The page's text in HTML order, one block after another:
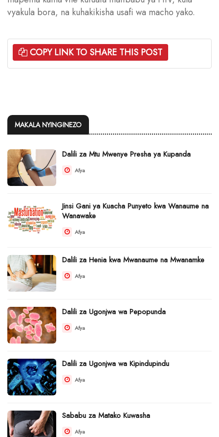
vyakula bora, na kuhakikisha usafi wa macho yako.
COPY LINK TO SHARE THIS POST
MAKALA NYINGINEZO
Dalili za Mtu Mwenye Presha ya Kupanda
Afya
Jinsi Gani ya Kuacha Punyeto kwa Wanaume na
Wanawake
Afya
Dalili za Henia kwa Mwanaume na Mwanamke
Afya
Dalili za Ugonjwa wa Pepopunda
Afya
Dalili za Ugonjwa wa Kipindupindu
Afya
Sababu za Matako Kuwasha
Afya